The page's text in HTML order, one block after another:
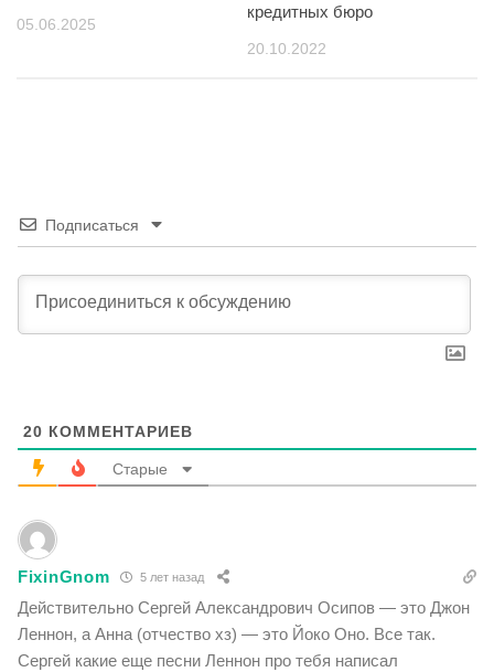
05.06.2025
кредитных бюро
20.10.2022
Подписаться
20 КОММЕНТАРИЕВ
Старые
FixinGnom 5 лет назад
Действительно Сергей Александрович Осипов — это Джон
Леннон, а Анна (отчество хз) — это Йоко Оно. Все так.
Сергей какие еще песни Леннон про тебя написал